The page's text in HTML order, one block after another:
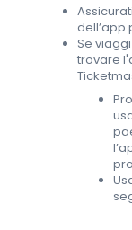
dell’app
Se
trovare